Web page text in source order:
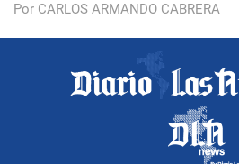
Por CARLOS ARMANDO CABRERA